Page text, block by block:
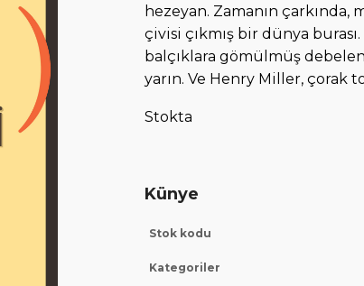
hezeyan. Zamanın
çivisi çıkmış bir dünya
balçıklara gömülmüş
yarın. Ve Henry Miller, çorak
Stokta
Künye
Stok kodu
Kategoriler